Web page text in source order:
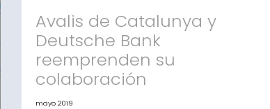
Avalis de Catalunya y
Deutsche Bank
reemprenden su
colaboración
mayo 2019